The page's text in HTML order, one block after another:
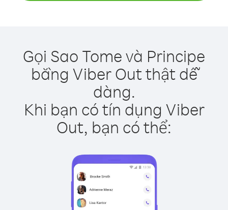
Gọi Sao Tome và Principe
bằng Viber Out thật dễ
dàng.
Khi bạn có tín dụng Viber
Out, bạn có thể: